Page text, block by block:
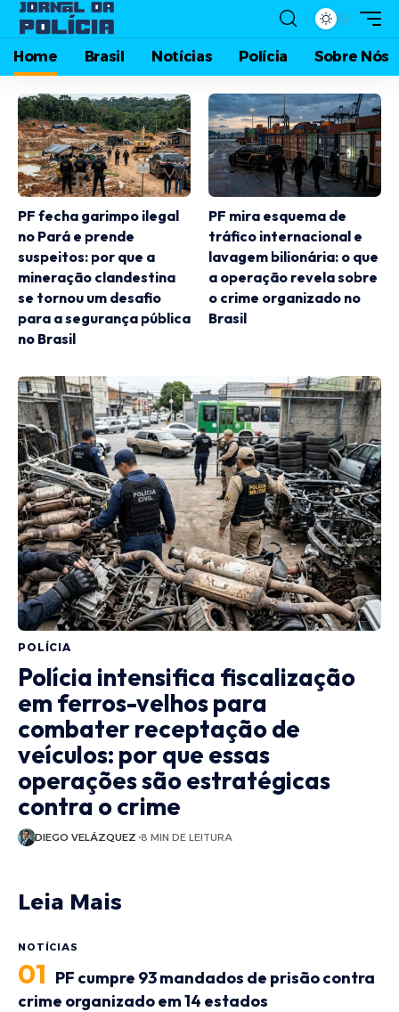
Home Brasil Notícias Polícia Sobre Nós
PF fecha garimpo ilegal
no Pará e prende
suspeitos: por que a
mineração clandestina
se tornou um desafio
para a segurança pública
no Brasil
PF mira esquema de
tráfico internacional e
lavagem bilionária: o que
a operação revela sobre
o crime organizado no
Brasil
POLÍCIA
Polícia intensifica fiscalização
em ferros-velhos para
combater receptação de
veículos: por que essas
operações são estratégicas
contra o crime
DIEGO VELÁZQUEZ 8 MIN DE LEITURA
Leia Mais
NOTÍCIAS
PF cumpre 93 mandados de prisão contra
crime organizado em 14 estados